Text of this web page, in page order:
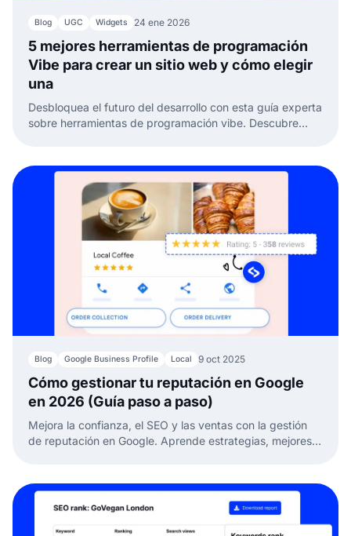
Blog UGC Widgets 24 ene 2026
5 mejores herramientas de programación
Vibe para crear un sitio web y cómo elegir
una
Desbloquea el futuro del desarrollo con esta guía experta
sobre herramientas de programación vibe. Descubre
Blog Google Business Profile Local 9 oct 2025
Cómo gestionar tu reputación en Google
en 2026 (Guía paso a paso)
Mejora la confianza, el SEO y las ventas con la gestión
de reputación en Google. Aprende estrategias, mejores